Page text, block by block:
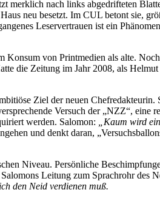
merklich nach links abgedrifteten
neu besetzt. Im CUL betont sie,
Leservertrauen ist ein
von Printmedien als alte.
die Zeitung im Jahr 2008, als
Ziel der neuen
Versuch der „NZZ“, eine
werden. Salomon: „Kaum wird
und denkt daran,
Niveau. Persönliche
Leitung zum Sprachrohr des
den Neid verdienen muß.